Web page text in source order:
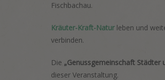
Fischbachau.
Kräuter-Kraft-Natur leben und
verbinden.
Die „Genussgemeinschaft Städter
dieser Veranstaltung.